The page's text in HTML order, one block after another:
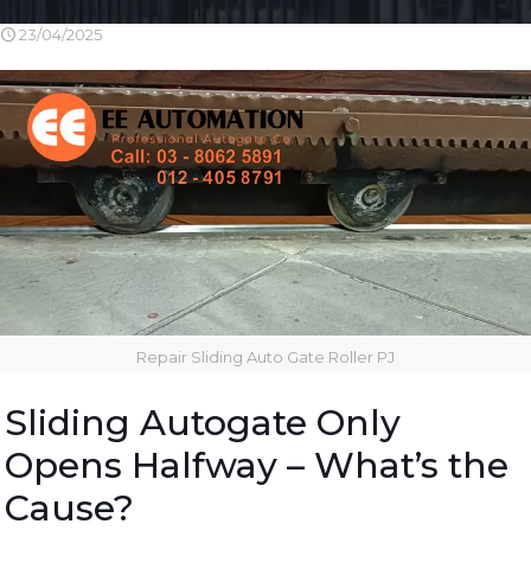
23/04/2025
Repair Sliding Auto Gate Roller PJ
Sliding Autogate Only
Opens Halfway – What’s the
Cause?